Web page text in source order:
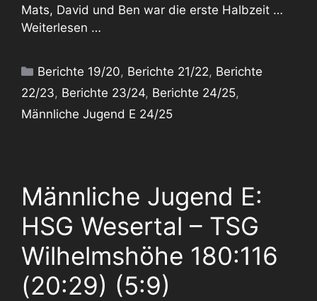
Mats, David und Ben war die erste Halbzeit …
Weiterlesen …
Kategorien
Berichte 19/20, Berichte 21/22, Berichte
22/23, Berichte 23/24, Berichte 24/25,
Männliche Jugend E 24/25
Männliche Jugend E:
HSG Wesertal – TSG
Wilhelmshöhe 180:116
(20:29) (5:9)